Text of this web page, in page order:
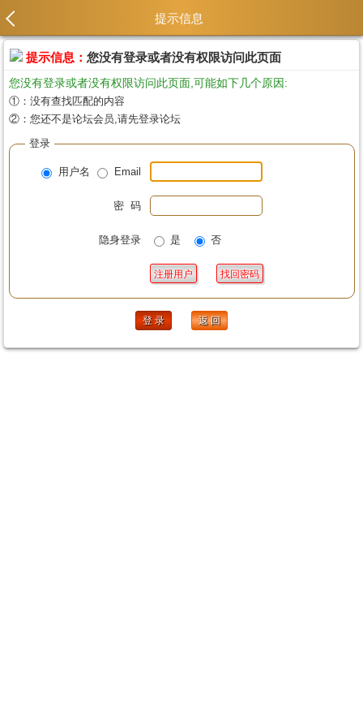
提示信息
提示信息： 您没有登录或者没有权限访问此页面
您没有登录或者没有权限访问此页面,可能如下几个原因:
①：没有查找匹配的内容
②：您还不是论坛会员,请先登录论坛
登录
用户名 Email
密 码
隐身登录 是 否